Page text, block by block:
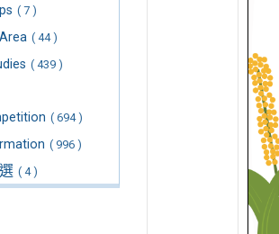
( 7 )
( 44 )
( 439 )
( 694 )
( 996 )
( 4 )